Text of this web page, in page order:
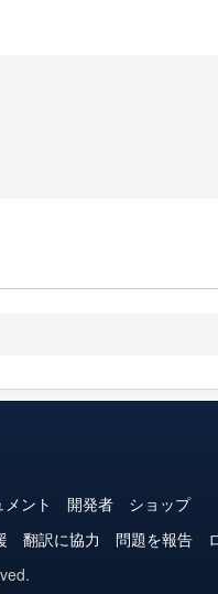
メント 開発者
ショップ
翻訳に協力 問題を報告